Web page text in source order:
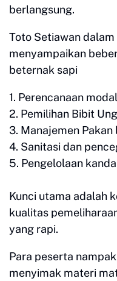
berlangsung.
Toto Setiawan
menyampaikan
beternak sapi
1. Perencanaan modal
2. Pemilihan Bibit
3. Manajemen
4. Sanitasi dan
5. Pengelolaan
Kunci utama adalah
kualitas
yang rapi.
Para peserta
menyimak materi